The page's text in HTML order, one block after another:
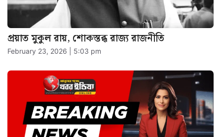
প্রয়াত মুকুল রায়, শোকস্তব্ধ রাজ্য রাজনীতি
February 23, 2026 | 5:03 pm